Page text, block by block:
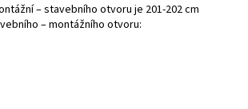
– stavebního otvoru je 201-202 cm
– montážního otvoru: